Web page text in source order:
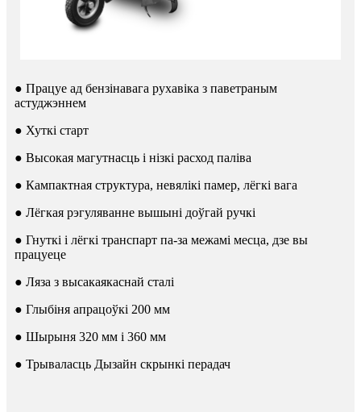
● Працуе ад бензінавага рухавіка з паветраным
астуджэннем
● Хуткі старт
● Высокая магутнасць і нізкі расход паліва
● Кампактная структура, невялікі памер, лёгкі вага
● Лёгкая рэгуляванне вышыні доўгай ручкі
● Гнуткі і лёгкі транспарт па-за межамі месца, дзе вы
працуеце
● Ляза з высакаякаснай сталі
● Глыбіня апрацоўкі 200 мм
● Шырыня 320 мм і 360 мм
● Трываласць Дызайн скрынкі перадач